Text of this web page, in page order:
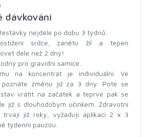
dávkování
nejdéle po dobu 3 týdnů.
srdce, zánětu žil a tepen
déle než 2 dny!
pro gravidní samice.
na koncentrát je individuální. Ve
poznáte změnu již za 3 dny. Poté se
vrátit na začátek a teprve pak se
již s dlouhodobým účinkem. Zdravotní
trvají již roky, vyžadují aplikaci 2 x 3
týdenní pauzou.